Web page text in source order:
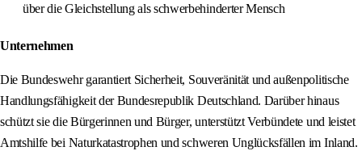
über die Gleichstellung als schwerbehinderter Mensch
Unternehmen
Die Bundeswehr garantiert Sicherheit, Souveränität und außenpolitische
Handlungsfähigkeit der Bundesrepublik Deutschland. Darüber hinaus
schützt sie die Bürgerinnen und Bürger, unterstützt Verbündete und leistet
Amtshilfe bei Naturkatastrophen und schweren Unglücksfällen im Inland.